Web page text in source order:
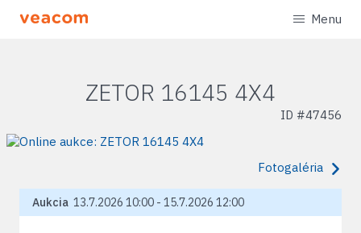
Menu
ZETOR 16145 4X4
ID #47456
Fotogaléria
Aukcia 13.7.2026 10:00 - 15.7.2026 12:00